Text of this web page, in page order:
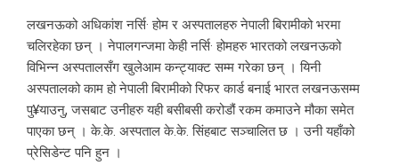
लखनऊको अधिकांश नर्सि· होम र अस्पतालहरु नेपाली बिरामीको भरमा
चलिरहेका छन् । नेपालगन्जमा केही नर्सि· होमहरु भारतको लखनऊको
विभिन्न अस्पतालसँग खुलेआम कन्ट्याक्ट सम्म गरेका छन् । यिनी
अस्पतालको काम हो नेपाली बिरामीको रिफर कार्ड बनाई भारत लखनऊसम्म
पु¥याउनु, जसबाट उनीहरु यही बसीबसी करोडौं रकम कमाउने मौका समेत
पाएका छन् । के.के. अस्पताल के.के. सिंहबाट सञ्चालित छ । उनी यहाँको
प्रेसिडेन्ट पनि हुन ।